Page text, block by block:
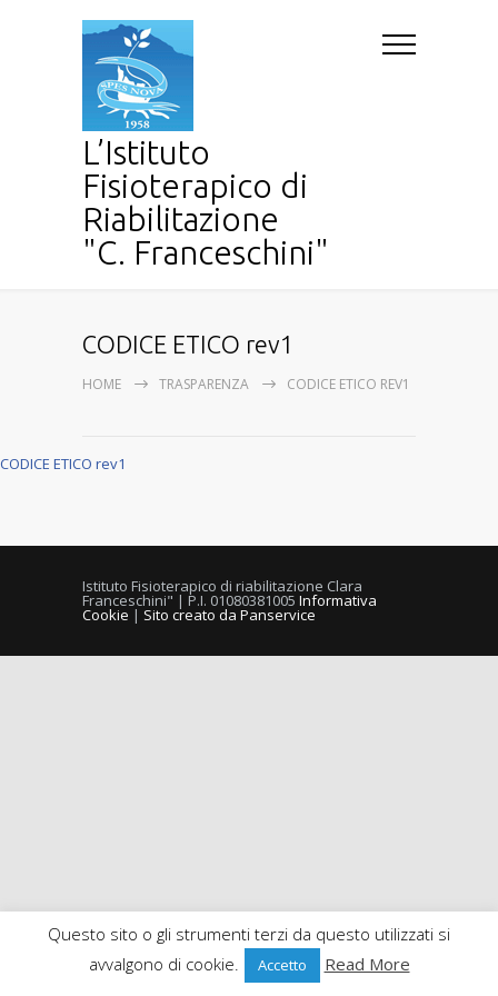
L’Istituto
Fisioterapico di
Riabilitazione
"C. Franceschini"
CODICE ETICO rev1
HOME TRASPARENZA CODICE ETICO REV1
CODICE ETICO rev1
Istituto Fisioterapico di riabilitazione Clara
Franceschini" | P.I. 01080381005 Informativa
Cookie | Sito creato da Panservice
Questo sito o gli strumenti terzi da questo utilizzati si
avvalgono di cookie.
Accetto Read More